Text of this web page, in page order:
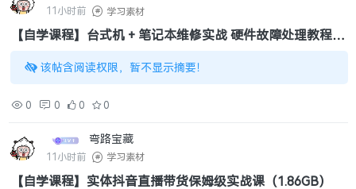
11小时前 学习素材
【自学课程】台式机 + 笔记本维修实战 硬件故障处理教程
该帖含阅读权限，暂不显示摘要！
0 0 0 0
弯路宝藏
11小时前 学习素材
【自学课程】实体抖音直播带货保姆级实战课（1.86GB）